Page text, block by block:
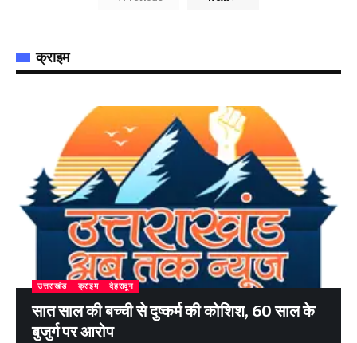
क्राइम
उत्तराखंड क्राइम देहरादून
सात साल की बच्ची से दुष्कर्म की कोशिश, 60 साल के
बुजुर्ग पर आरोप